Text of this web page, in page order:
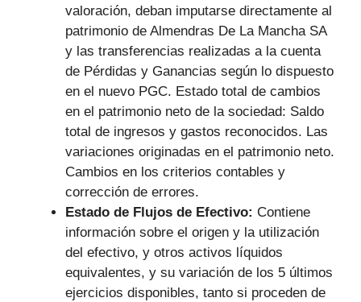
valoración, deban imputarse directamente al
patrimonio de Almendras De La Mancha SA
y las transferencias realizadas a la cuenta
de Pérdidas y Ganancias según lo dispuesto
en el nuevo PGC. Estado total de cambios
en el patrimonio neto de la sociedad: Saldo
total de ingresos y gastos reconocidos. Las
variaciones originadas en el patrimonio neto.
Cambios en los criterios contables y
corrección de errores.
Estado de Flujos de Efectivo: Contiene
información sobre el origen y la utilización
del efectivo, y otros activos líquidos
equivalentes, y su variación de los 5 últimos
ejercicios disponibles, tanto si proceden de